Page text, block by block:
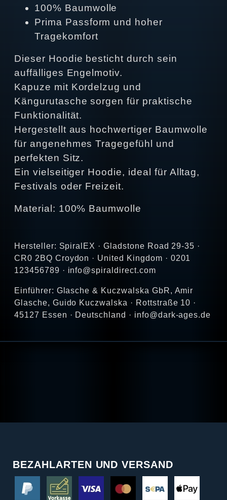
100% Baumwolle
Prima Passform und hoher
Tragekomfort
Dieser Hoodie besticht durch sein
auffälliges Engelmotiv.
Kapuze mit Kordelzug und
Kängurutasche sorgen für praktische
Funktionalität.
Hergestellt aus hochwertiger Baumwolle
für angenehmes Tragegefühl und
perfekten Sitz.
Ein vielseitiger Hoodie, ideal für Alltag,
Festivals oder Freizeit.
Material: 100% Baumwolle
Hersteller: SpiralEX · Gladstone Road 29-35 ·
CR0 2BQ Croydon · United Kingdom · 0201
123456789 · info@spiraldirect.com
Einführer: Glasche & Kuczwalska GbR, Amir
Glasche, Guido Kuczwalska · Rottstraße 10 ·
45127 Essen · Deutschland · info@dark-ages.de
BEZAHLARTEN UND VERSAND